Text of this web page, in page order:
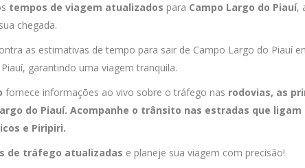
tempos de viagem atualizados para Campo Largo do Piauí,
chegada.
as estimativas de tempo para sair de Campo Largo do Piauí
garantindo uma viagem tranquila.
fornece informações ao vivo sobre o tráfego nas rodovias, as
do Piauí. Acompanhe o trânsito nas estradas que ligam
e Piripiri.
de tráfego atualizadas e planeje sua viagem com precisão!